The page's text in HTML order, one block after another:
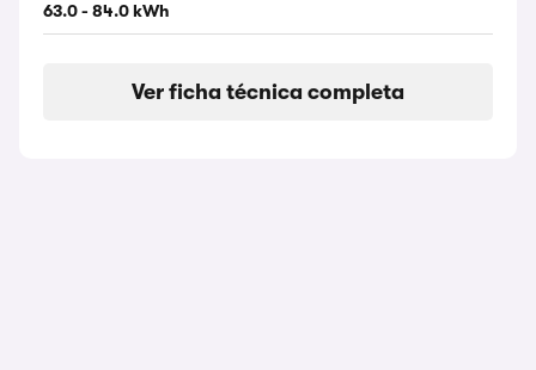
63.0 - 84.0 kWh
Ver ficha técnica completa